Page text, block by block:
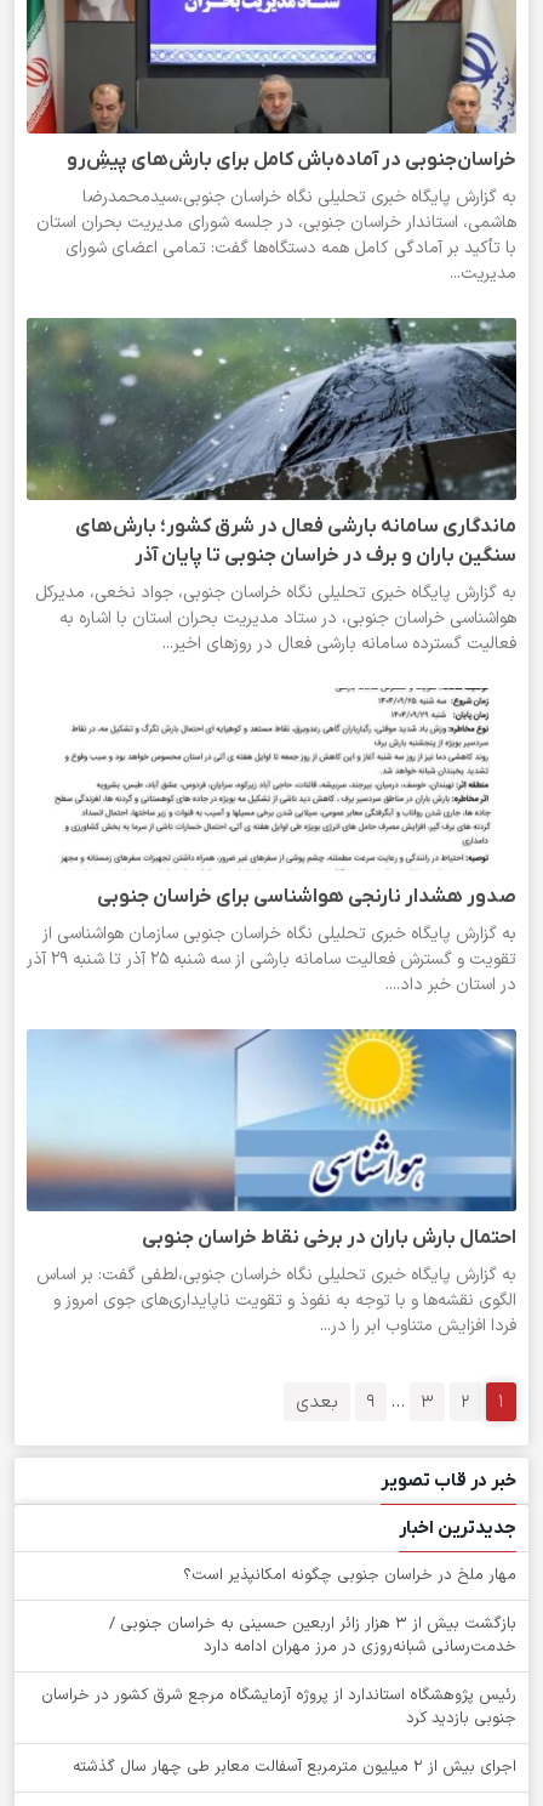
خراسان‌جنوبی در آماده‌باش کامل برای بارش‌های پیشِ‌رو
به گزارش پایگاه خبری تحلیلی نگاه خراسان جنوبی،سیدمحمدرضا
هاشمی، استاندار خراسان جنوبی، در جلسه شورای مدیریت بحران استان
با تأکید بر آمادگی کامل همه دستگاه‌ها گفت: تمامی اعضای شورای
مدیریت...
ماندگاری سامانه بارشی فعال در شرق کشور؛ بارش‌های
سنگین باران و برف در خراسان جنوبی تا پایان آذر
به گزارش پایگاه خبری تحلیلی نگاه خراسان جنوبی، جواد نخعی، مدیرکل
هواشناسی خراسان جنوبی، در ستاد مدیریت بحران استان با اشاره به
فعالیت گسترده سامانه بارشی فعال در روزهای اخیر...
صدور هشدار نارنجی هواشناسی برای خراسان جنوبی
به گزارش پایگاه خبری تحلیلی نگاه خراسان جنوبی سازمان هواشناسی از
تقویت و گسترش فعالیت سامانه بارشی از سه شنبه 25 آذر تا شنبه 29 آذر
در استان خبر داد....
احتمال بارش باران در برخی نقاط خراسان جنوبی
به گزارش پایگاه خبری تحلیلی نگاه خراسان جنوبی،لطفی گفت: بر اساس
الگوی نقشه‌ها و با توجه به نفوذ و تقویت ناپایداری‌های جوی امروز و
فردا افزایش متناوب ابر را در...
1
2
3
…
9 بعدی
خبر در قاب تصویر
جدیدترین اخبار
‌مهار ملخ در خراسان جنوبی چگونه امکانپذیر است؟
بازگشت بیش از ۳ هزار زائر اربعین حسینی به خراسان جنوبی /
خدمت‌رسانی شبانه‌روزی در مرز مهران ادامه دارد
رئیس پژوهشگاه استاندارد از پروژه آزمایشگاه مرجع شرق کشور در خراسان
جنوبی بازدید کرد
اجرای بیش از ۲ میلیون مترمربع آسفالت معابر طی چهار سال گذشته